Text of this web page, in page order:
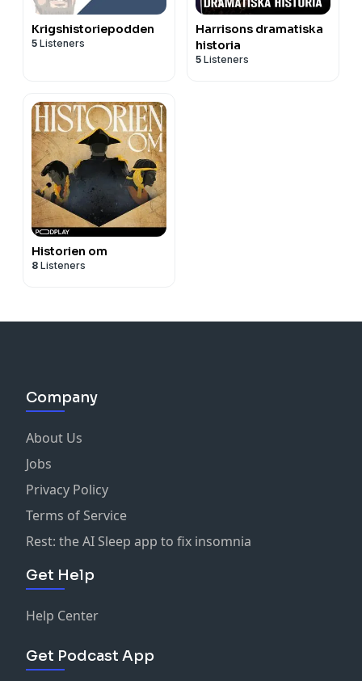
Krigshistoriepodden
5 Listeners
Harrisons dramatiska
historia
5 Listeners
Historien om
8 Listeners
Company
About Us
Jobs
Privacy Policy
Terms of Service
Rest: the AI Sleep app to fix insomnia
Get Help
Help Center
Get Podcast App